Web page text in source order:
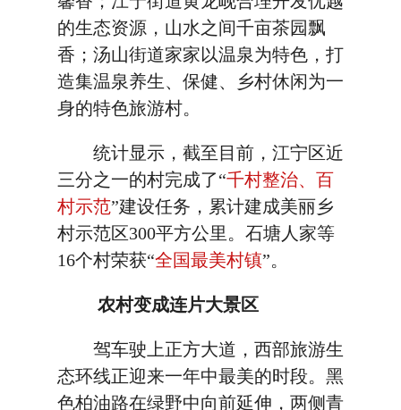
的生态资源，山水之间千亩茶园飘
香；汤山街道家家以温泉为特色，打
造集温泉养生、保健、乡村休闲为一
身的特色旅游村。
统计显示，截至目前，江宁区近
三分之一的村完成了“千村整治、百
村示范”建设任务，累计建成美丽乡
村示范区300平方公里。石塘人家等
16个村荣获“全国最美村镇”。
农村变成连片大景区
驾车驶上正方大道，西部旅游生
态环线正迎来一年中最美的时段。黑
色柏油路在绿野中向前延伸，两侧青